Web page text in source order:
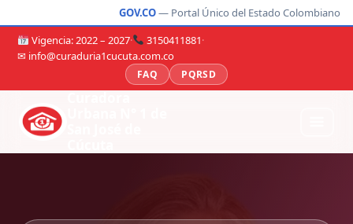
GOV.CO— Portal Único del Estado Colombiano
Vigencia: 2022 – 2027· 3150411881·
✉ info@curaduria1cucuta.com.co
FAQ PQRSD